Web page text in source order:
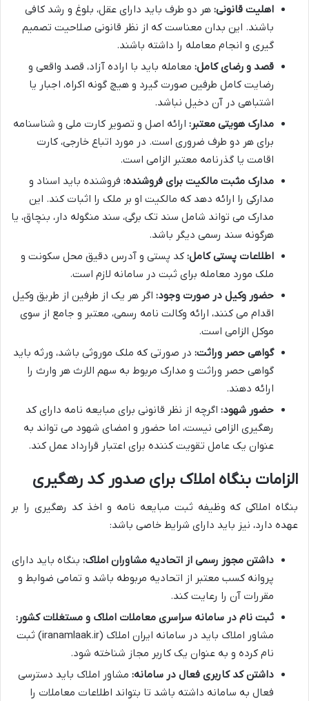
اهلیت قانونی: هر دو طرف باید دارای عقل، بلوغ و رشد کافی
باشند. این بدان معناست که از نظر قانونی صلاحیت تصمیم
گیری و انجام معامله را داشته باشند.
قصد و رضای کامل: معامله باید با اراده آزاد، قصد واقعی و
رضایت کامل طرفین صورت گیرد و هیچ گونه اکراه، اجبار یا
اشتباهی در آن دخیل نباشد.
مدارک هویتی معتبر: ارائه اصل و تصویر کارت ملی و شناسنامه
برای هر دو طرف ضروری است. در مورد اتباع خارجی، کارت
اقامت یا گذرنامه معتبر الزامی است.
مدارک مثبت مالکیت برای فروشنده: فروشنده باید اسناد و
مدارکی را ارائه دهد که مالکیت او بر ملک را اثبات کند. این
مدارک می تواند شامل سند تک برگی، سند منگوله دار، بنچاق، یا
هرگونه سند رسمی دیگر باشد.
اطلاعات پستی کامل: کد پستی و آدرس دقیق محل سکونت و
ملک مورد معامله برای ثبت در سامانه لازم است.
حضور وکیل در صورت وجود: اگر هر یک از طرفین از طریق وکیل
اقدام می کنند، ارائه وکالت نامه رسمی، معتبر و جامع از سوی
موکل الزامی است.
گواهی حصر وراثت: در صورتی که ملک موروثی باشد، ورثه باید
گواهی حصر وراثت و مدارک مربوط به سهم الارث هر وارث را
ارائه دهند.
حضور شهود: اگرچه از نظر قانونی برای مبایعه نامه دارای کد
رهگیری الزامی نیست، اما حضور و امضای شهود می تواند به
عنوان یک عامل تقویت کننده برای اعتبار قرارداد عمل کند.
الزامات بنگاه املاک برای صدور کد رهگیری
بنگاه املاکی که وظیفه ثبت مبایعه نامه و اخذ کد رهگیری را بر
عهده دارد، نیز باید دارای شرایط خاصی باشد:
داشتن مجوز رسمی از اتحادیه مشاوران املاک: بنگاه باید دارای
پروانه کسب معتبر از اتحادیه مربوطه باشد و تمامی ضوابط و
مقررات آن را رعایت کند.
ثبت نام در سامانه سراسری معاملات املاک و مستغلات کشور:
مشاور املاک باید در سامانه ایران املاک (iranamlaak.ir) ثبت
نام کرده و به عنوان یک کاربر مجاز شناخته شود.
داشتن کد کاربری فعال در سامانه: مشاور املاک باید دسترسی
فعال به سامانه داشته باشد تا بتواند اطلاعات معاملات را